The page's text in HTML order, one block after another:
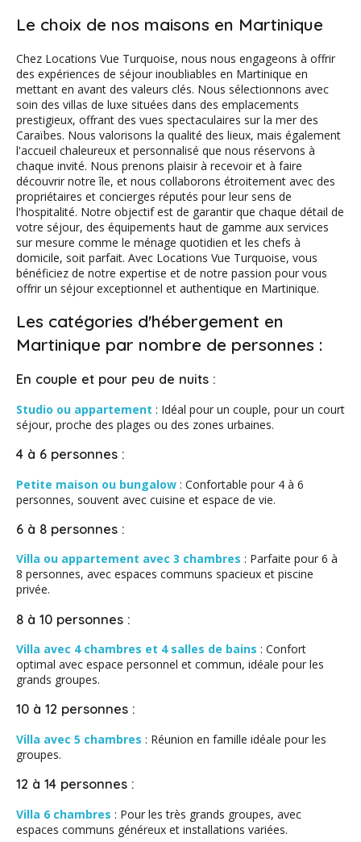
Le choix de nos maisons en Martinique
Chez Locations Vue Turquoise, nous nous engageons à offrir
des expériences de séjour inoubliables en Martinique en
mettant en avant des valeurs clés. Nous sélectionnons avec
soin des villas de luxe situées dans des emplacements
prestigieux, offrant des vues spectaculaires sur la mer des
Caraïbes. Nous valorisons la qualité des lieux, mais également
l'accueil chaleureux et personnalisé que nous réservons à
chaque invité. Nous prenons plaisir à recevoir et à faire
découvrir notre île, et nous collaborons étroitement avec des
propriétaires et concierges réputés pour leur sens de
l'hospitalité. Notre objectif est de garantir que chaque détail de
votre séjour, des équipements haut de gamme aux services
sur mesure comme le ménage quotidien et les chefs à
domicile, soit parfait. Avec Locations Vue Turquoise, vous
bénéficiez de notre expertise et de notre passion pour vous
offrir un séjour exceptionnel et authentique en Martinique.
Les catégories d'hébergement en
Martinique par nombre de personnes :
En couple et pour peu de nuits :
Studio ou appartement : Idéal pour un couple, pour un court
séjour, proche des plages ou des zones urbaines.
4 à 6 personnes :
Petite maison ou bungalow : Confortable pour 4 à 6
personnes, souvent avec cuisine et espace de vie.
6 à 8 personnes :
Villa ou appartement avec 3 chambres : Parfaite pour 6 à
8 personnes, avec espaces communs spacieux et piscine
privée.
8 à 10 personnes :
Villa avec 4 chambres et 4 salles de bains : Confort
optimal avec espace personnel et commun, idéale pour les
grands groupes.
10 à 12 personnes :
Villa avec 5 chambres : Réunion en famille idéale pour les
groupes.
12 à 14 personnes :
Villa 6 chambres : Pour les très grands groupes, avec
espaces communs généreux et installations variées.